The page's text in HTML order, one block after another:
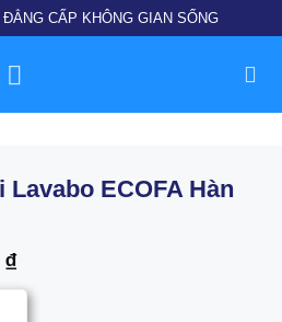
CẤP KHÔNG GIAN SỐNG
ECOFA Hàn
₫